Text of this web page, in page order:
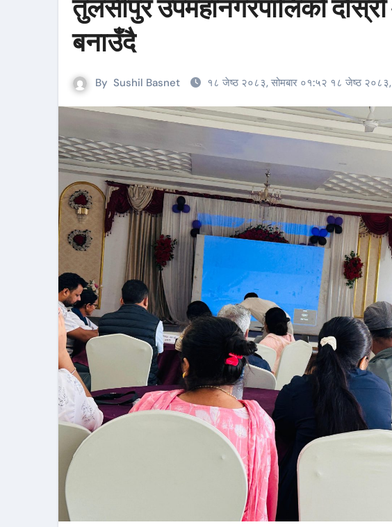
तुलसीपुर उपमहानगरपालिको
बनाउँदै
By Sushil Basnet १८ जेष्ठ २०८३, सोमबार ०१:५२ १८ जेष्ठ